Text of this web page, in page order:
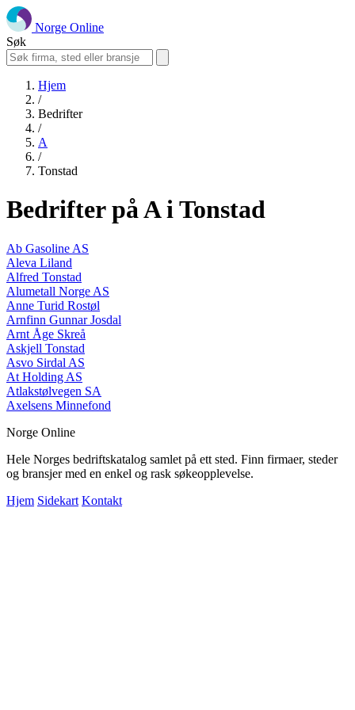
Norge Online
Søk
Hjem
/
Bedrifter
/
A
/
Tonstad
Bedrifter på A i Tonstad
Ab Gasoline AS
Aleva Liland
Alfred Tonstad
Alumetall Norge AS
Anne Turid Rostøl
Arnfinn Gunnar Josdal
Arnt Åge Skreå
Askjell Tonstad
Asvo Sirdal AS
At Holding AS
Atlakstølvegen SA
Axelsens Minnefond
Norge Online
Hele Norges bedriftskatalog samlet på ett sted. Finn firmaer, steder
og bransjer med en enkel og rask søkeopplevelse.
Hjem Sidekart Kontakt